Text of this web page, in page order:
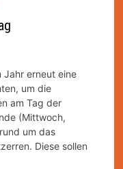
Jahr erneut eine
um die
am Tag der
(Mittwoch,
um das
Diese sollen